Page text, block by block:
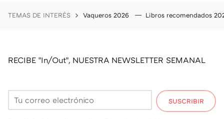
TEMAS DE INTERÉS Vaqueros 2026 Libros recomendados
RECIBE "In/Out", NUESTRA NEWSLETTER SEMANAL
SUSCRIBIR